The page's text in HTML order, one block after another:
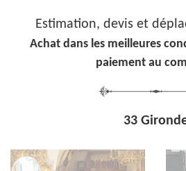
Estimation, devis et
Achat dans les meilleures
paiement au
33